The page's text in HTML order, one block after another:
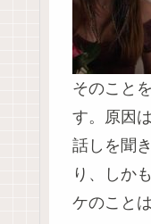
そのこと
す。原因
話しを聞
り、しか
ケのこと